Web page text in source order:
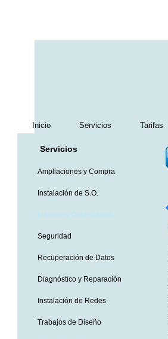
Inicio Servicios Tarifas
Servicios
Ampliaciones y Compra
Instalación de S.O.
Seguridad
Recuperación de Datos
Diagnóstico y Reparación
Instalación de Redes
Trabajos de Diseño